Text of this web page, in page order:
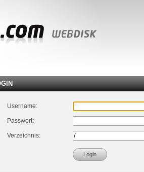
Username:
Passwort:
Verzeichnis: